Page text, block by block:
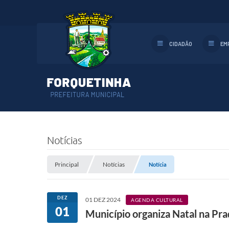
CIDADÃO
Notícias
Principal Notícias Notícia
DEZ
01
01 DEZ 2024 AGENDA CULTURAL
Município organiza Natal na